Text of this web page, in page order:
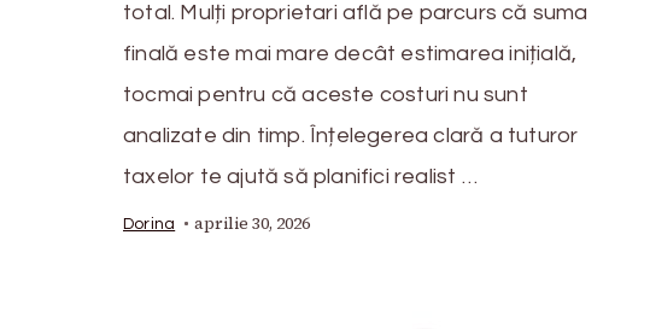
total. Mulți proprietari află pe parcurs că suma
finală este mai mare decât estimarea inițială,
tocmai pentru că aceste costuri nu sunt
analizate din timp. Înțelegerea clară a tuturor
taxelor te ajută să planifici realist …
Dorina aprilie 30, 2026